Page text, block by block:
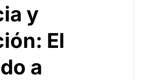
y
El
a